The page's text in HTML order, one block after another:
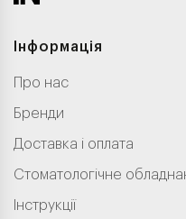
Інформація
Про нас
Бренди
Доставка і оплата
Стоматологічне
Інструкції